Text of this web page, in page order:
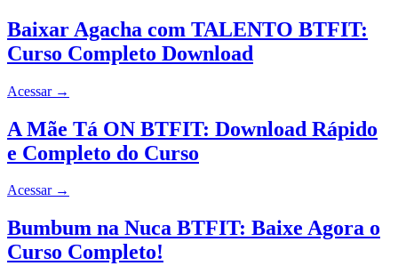
Baixar Agacha com TALENTO BTFIT:
Curso Completo Download
Acessar →
A Mãe Tá ON BTFIT: Download Rápido
e Completo do Curso
Acessar →
Bumbum na Nuca BTFIT: Baixe Agora o
Curso Completo!